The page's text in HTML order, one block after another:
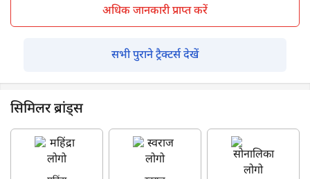
अधिक जानकारी प्राप्त करें
सभी पुराने ट्रैक्टर्स देखें
सिमिलर ब्रांड्स